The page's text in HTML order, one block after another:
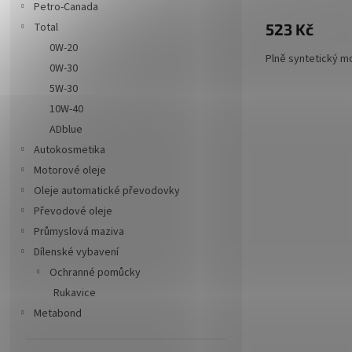
Petro-Canada
Total
0W-20
0W-30
5W-30
10W-40
ADblue
Autokosmetika
Motorové oleje
Oleje automatické převodovky
Převodové oleje
Průmyslová maziva
Dílenské vybavení
Ochranné pomůcky
Rukavice
Metabond
523 Kč
Plně syntetický